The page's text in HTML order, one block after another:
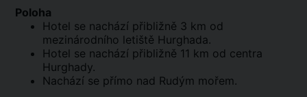
Poloha
Hotel se nachází přibližně 3 km od
mezinárodního letiště Hurghada.
Hotel se nachází přibližně 11 km od centra
Hurghady.
Nachází se přímo nad Rudým mořem.